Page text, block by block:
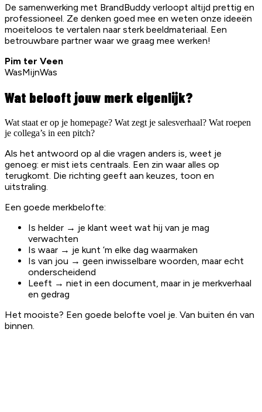
De samenwerking met BrandBuddy verloopt altijd prettig en
professioneel. Ze denken goed mee en weten onze ideeën
moeiteloos te vertalen naar sterk beeldmateriaal. Een
betrouwbare partner waar we graag mee werken!
Pim ter Veen
WasMijnWas
Wat belooft jouw merk eigenlijk?
Wat staat er op je homepage? Wat zegt je salesverhaal? Wat roepen
je collega’s in een pitch?
Als het antwoord op al die vragen anders is, weet je
genoeg: er mist iets centraals. Een zin waar alles op
terugkomt. Die richting geeft aan keuzes, toon en
uitstraling.
Een goede merkbelofte:
Is helder → je klant weet wat hij van je mag
verwachten
Is waar → je kunt ’m elke dag waarmaken
Is van jou → geen inwisselbare woorden, maar echt
onderscheidend
Leeft → niet in een document, maar in je merkverhaal
en gedrag
Het mooiste? Een goede belofte voel je. Van buiten én van
binnen.